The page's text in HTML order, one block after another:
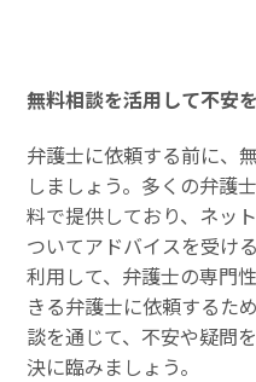
無料相談を活用して不安
弁護士に依頼する前に、
しましょう。多くの弁護
料で提供しており、ネッ
ついてアドバイスを受け
利用して、弁護士の専門
きる弁護士に依頼するた
談を通じて、不安や疑問
決に臨みましょう。